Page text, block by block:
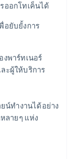
ออกโทเค็นได้
อยับยั้งการ
พาร์ทเนอร์
ะผู้ให้บริการ
น์ทำงานได้อย่าง
ลายๆ แห่ง